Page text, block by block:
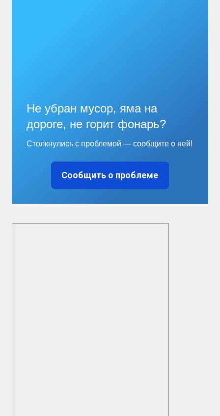
Не убран мусор, яма на
дороге, не горит фонарь?
Столкнулись с проблемой — сообщите о ней!
Сообщить о проблеме